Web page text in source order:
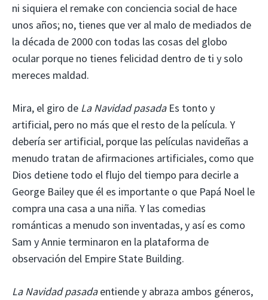
ni siquiera el remake con conciencia social de hace
unos años; no, tienes que ver al malo de mediados de
la década de 2000 con todas las cosas del globo
ocular porque no tienes felicidad dentro de ti y solo
mereces maldad.
Mira, el giro de La Navidad pasadaEs tonto y
artificial, pero no más que el resto de la película. Y
debería ser artificial, porque las películas navideñas a
menudo tratan de afirmaciones artificiales, como que
Dios detiene todo el flujo del tiempo para decirle a
George Bailey que él es importante o que Papá Noel le
compra una casa a una niña. Y las comedias
románticas a menudo son inventadas, y así es como
Sam y Annie terminaron en la plataforma de
observación del Empire State Building.
La Navidad pasadaentiende y abraza ambos géneros,